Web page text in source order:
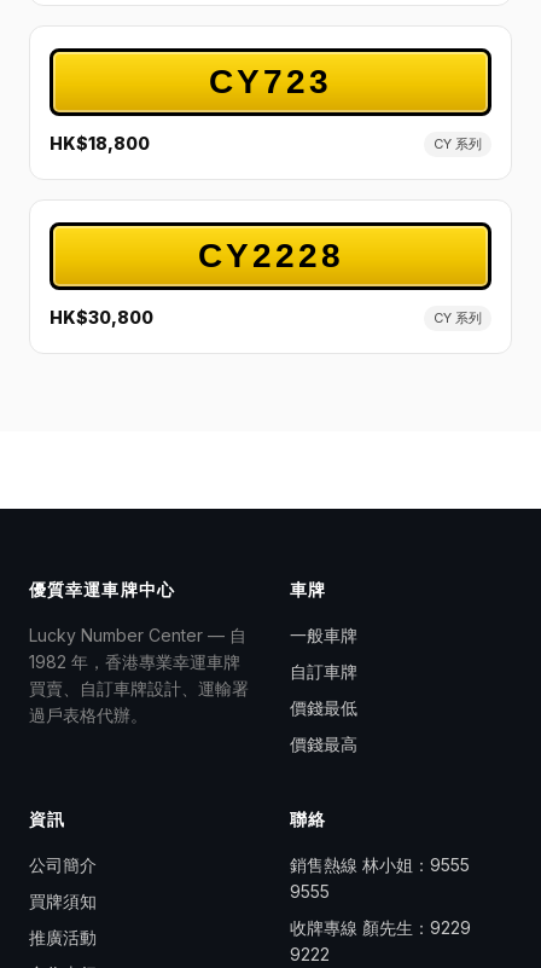
CY723
HK$18,800 CY 系列
CY2228
HK$30,800 CY 系列
優質幸運車牌中心
Lucky Number Center — 自
1982 年，香港專業幸運車牌
買賣、自訂車牌設計、運輸署
過戶表格代辦。
車牌
一般車牌
自訂車牌
價錢最低
價錢最高
資訊
公司簡介
買牌須知
推廣活動
聯絡
銷售熱線 林小姐： 9555
9555
收牌專線 顏先生： 9229
9222